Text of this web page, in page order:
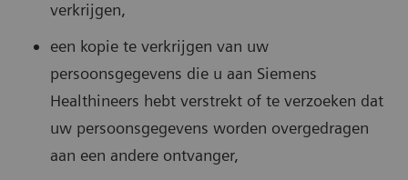
verkrijgen,
een kopie te verkrijgen van uw
persoonsgegevens die u aan Siemens
Healthineers hebt verstrekt of te verzoeken dat
uw persoonsgegevens worden overgedragen
aan een andere ontvanger,